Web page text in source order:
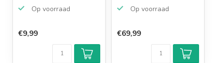
Op voorraad
€9,99
Op voorraad
€69,99